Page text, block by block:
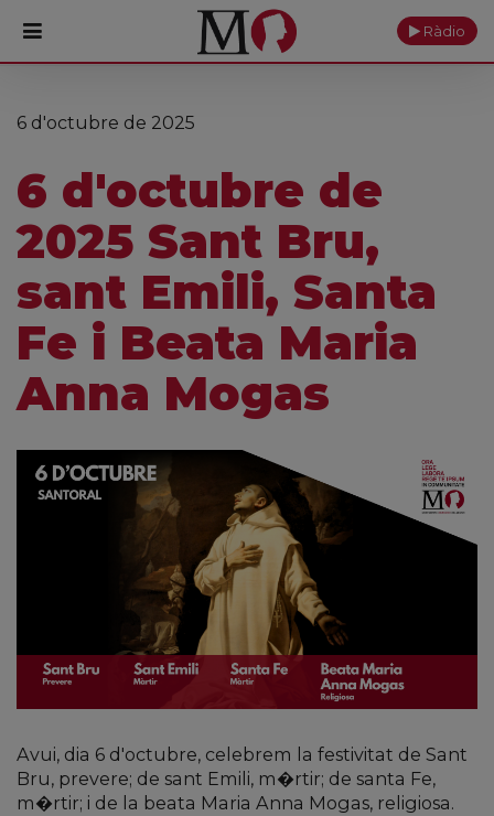
PORTADA
Fundació
Reserves
Ràdio
6 d'octubre de 2025
6 d'octubre de
2025 Sant Bru,
sant Emili, Santa
Fe i Beata Maria
Anna Mogas
Avui, dia 6 d'octubre, celebrem la festivitat de Sant
Bru, prevere; de sant Emili, m�rtir; de santa Fe,
m�rtir; i de la beata Maria Anna Mogas, religiosa.